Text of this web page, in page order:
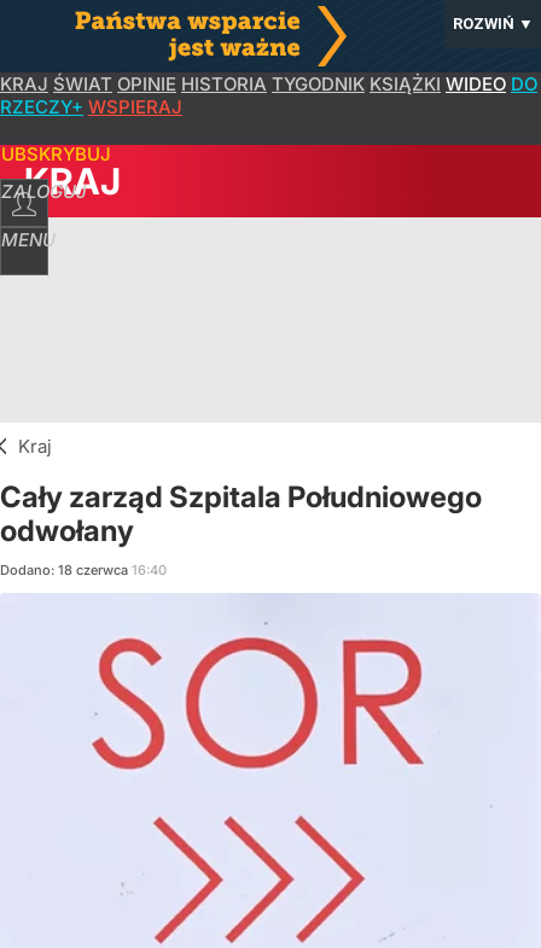
ROZWIŃ ▼
KRAJ ŚWIAT OPINIE HISTORIA TYGODNIK KSIĄŻKI WIDEO DO
RZECZY+ WSPIERAJ
ZALOGUJ
MENU
KRAJ
Kraj
Cały zarząd Szpitala Południowego
odwołany
Dodano: 18 czerwca 16:40